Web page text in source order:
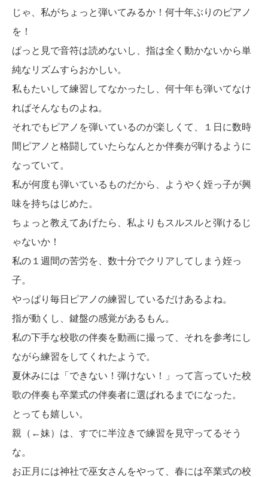
じゃ、私がちょっと弾いてみるか！何十年ぶりのピアノ
を！
ぱっと見で音符は読めないし、指は全く動かないから単
純なリズムすらおかしい。
私もたいして練習してなかったし、何十年も弾いてなけ
ればそんなものよね。
それでもピアノを弾いているのが楽しくて、１日に数時
間ピアノと格闘していたらなんとか伴奏が弾けるように
なっていて。
私が何度も弾いているものだから、ようやく姪っ子が興
味を持ちはじめた。
ちょっと教えてあげたら、私よりもスルスルと弾けるじ
ゃないか！
私の１週間の苦労を、数十分でクリアしてしまう姪っ
子。
やっぱり毎日ピアノの練習しているだけあるよね。
指が動くし、鍵盤の感覚があるもん。
私の下手な校歌の伴奏を動画に撮って、それを参考にし
ながら練習をしてくれたようで。
夏休みには「できない！弾けない！」って言っていた校
歌の伴奏も卒業式の伴奏者に選ばれるまでになった。
とっても嬉しい。
親（←妹）は、すでに半泣きで練習を見守ってるそう
な。
お正月には神社で巫女さんをやって、春には卒業式の校